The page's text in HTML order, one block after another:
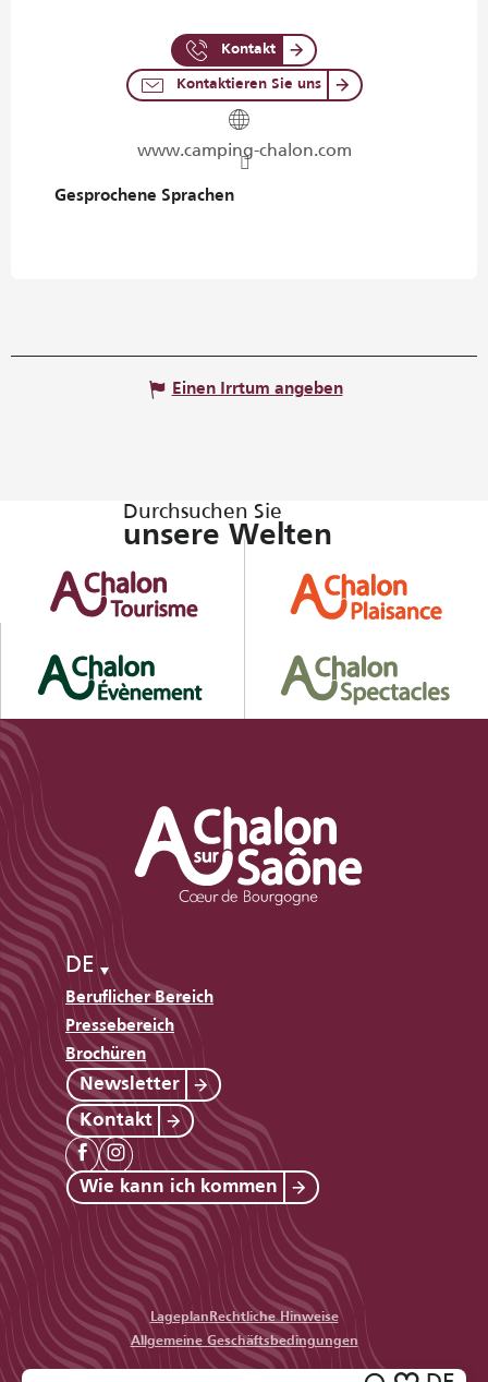
Kontakt
Kontaktieren Sie uns
www.camping-chalon.com
Gesprochene Sprachen
Gesprochene Sprachen
Einen Irrtum angeben
Durchsuchen Sie
unsere Welten
DE
Beruflicher Bereich
Pressebereich
Brochüren
Newsletter
Kontakt
Wie kann ich kommen
Lageplan Rechtliche Hinweise
Allgemeine Geschäftsbedingungen